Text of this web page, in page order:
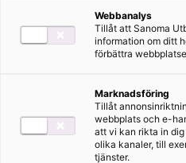
Serie
OM
Ett helt nytt läromedel för
verklighet i klassrummet.
vill använda – och när.
Webbanalys
Tillåt att Sanoma
information om ditt
förbättra
Marknadsföring
Tillåt
webbplats och e-
att vi kan rikta in
olika kanaler, till
tjänster.